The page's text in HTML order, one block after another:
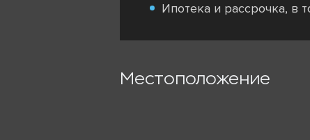
Ипотека и рассрочка, в
Местоположение